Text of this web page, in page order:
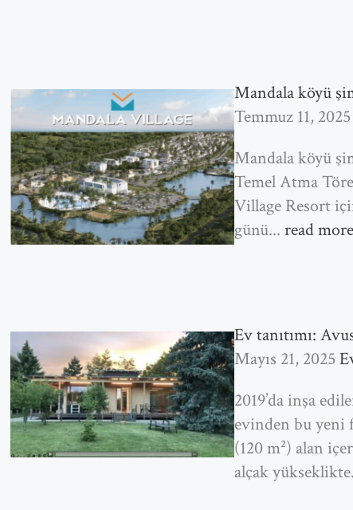
Mandala köyü
Temmuz 11, 2025
Mandala köyü
Temel Atma
Village Resort
günü...read more
Ev tanıtımı:
Mayıs 21, 2025
2019’da inşa
evinden bu yeni
(120 m²) alan
alçak